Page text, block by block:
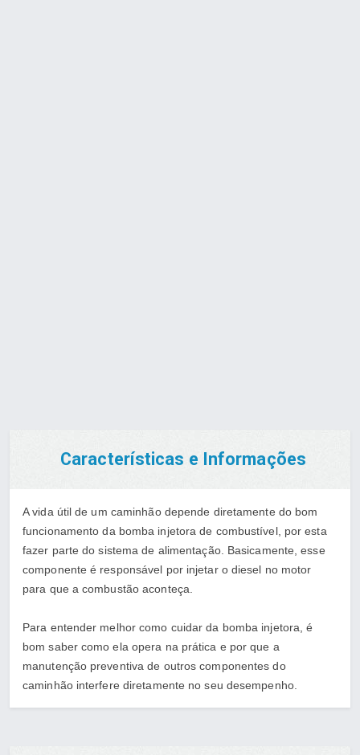
Características e Informações
A vida útil de um caminhão depende diretamente do bom
funcionamento da bomba injetora de combustível, por esta
fazer parte do sistema de alimentação. Basicamente, esse
componente é responsável por injetar o diesel no motor
para que a combustão aconteça.
Para entender melhor como cuidar da bomba injetora, é
bom saber como ela opera na prática e por que a
manutenção preventiva de outros componentes do
caminhão interfere diretamente no seu desempenho.